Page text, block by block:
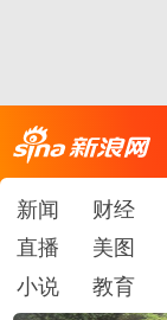
新闻 财经
直播
美图
小说
教育